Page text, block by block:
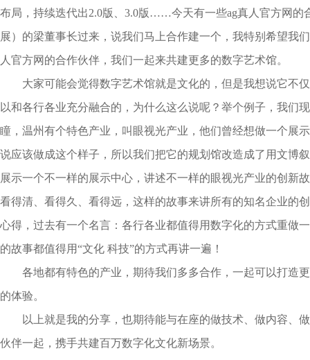
布局，持续迭代出2.0版、3.0版……今天有一些ag真人官方网的
展）的梁董事长过来，说我们马上合作建一个，我特别希望我
人官方网的合作伙伴，我们一起来共建更多的数字艺术馆。
大家可能会觉得数字艺术馆就是文化的，但是我想说它不
以和各行各业充分融合的，为什么这么说呢？举个例子，我们
瞳，温州有个特色产业，叫眼视光产业，他们曾经想做一个展
说应该做成这个样子，所以我们把它的规划馆改造成了用文博
展示一个不一样的展示中心，讲述不一样的眼视光产业的创新
看得清、看得久、看得远，这样的故事来讲所有的知名企业的
心得，过去有一个名言：各行各业都值得用数字化的方式重做
的故事都值得用“文化 科技”的方式再讲一遍！
各地都有特色的产业，期待我们多多合作，一起可以打造
的体验。
以上就是我的分享，也期待能与在座的做技术、做内容、
伙伴一起，携手共建百万数字化文化新场景。